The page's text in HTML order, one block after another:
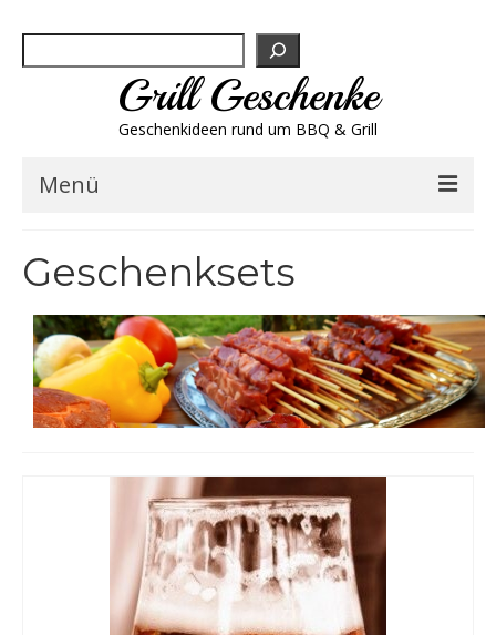
Grill Geschenke
Geschenkideen rund um BBQ & Grill
Menü
Grillbesteck & Zubehör
Grillfleisch & Wurst
Geschenksets